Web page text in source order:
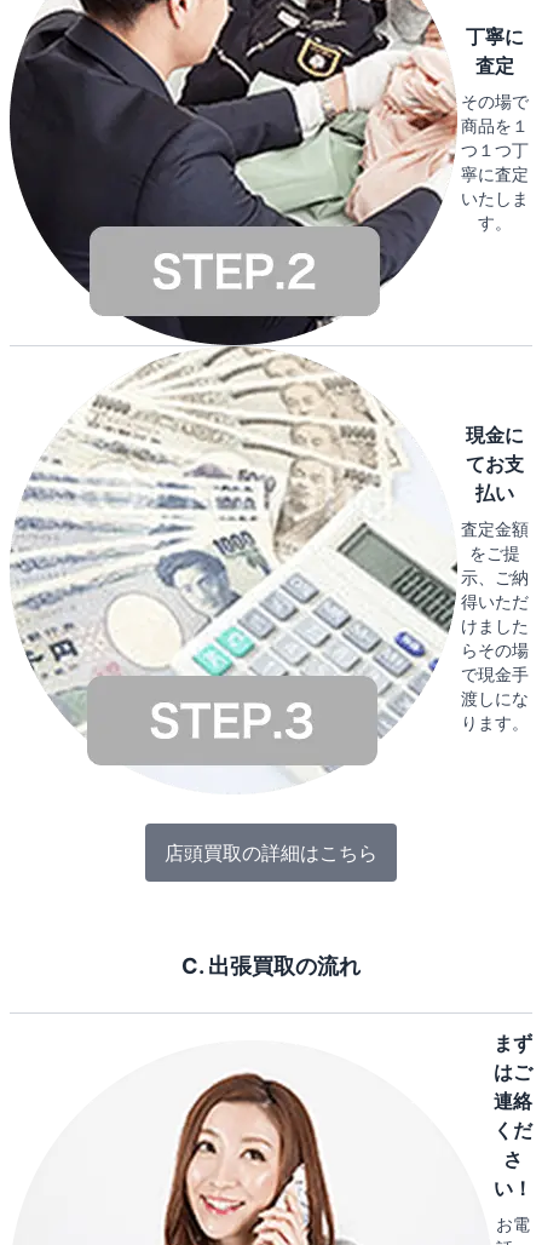
丁寧に
査定
その場で
商品を１
つ１つ丁
寧に査定
いたしま
す。
現金に
てお支
払い
査定金額
をご提
示、ご納
得いただ
けました
らその場
で現金手
渡しにな
ります。
店頭買取の詳細はこちら
C. 出張買取の流れ
まず
はご
連絡
くだ
さ
い！
お電